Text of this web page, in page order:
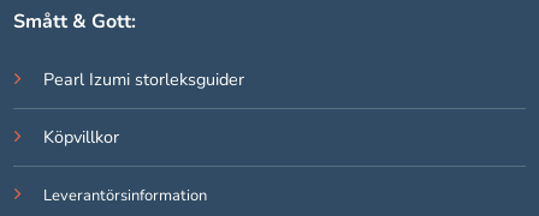
Smått & Gott:
Pearl Izumi storleksguider
Köpvillkor
Leverantörsinformation
hemsida ska
bra som
Om du nekar
de här
kakorna